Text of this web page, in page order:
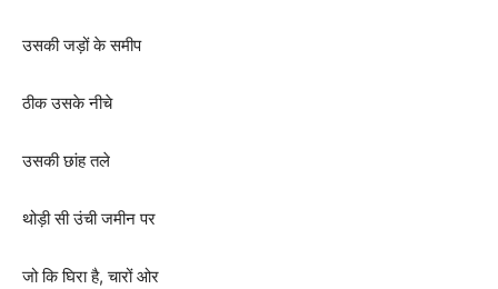
उसकी जड़ों के समीप
ठीक उसके नीचे
उसकी छांह तले
थोड़ी सी उंची जमीन पर
जो कि घिरा है,चारों ओर